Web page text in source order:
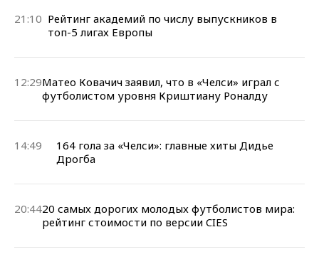
21:10 Рейтинг академий по числу выпускников в
топ-5 лигах Европы
12:29Матео Ковачич заявил, что в «Челси» играл с
футболистом уровня Криштиану Роналду
14:49
164 гола за «Челси»: главные хиты Дидье
Дрогба
20:4420 самых дорогих молодых футболистов мира:
рейтинг стоимости по версии CIES